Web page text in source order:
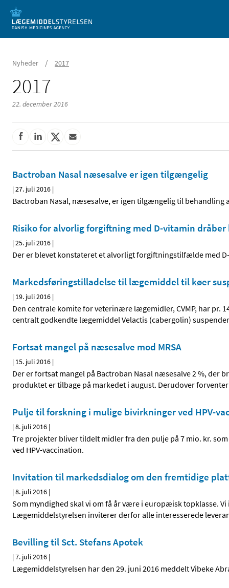
Mobil visning
Nyheder / 2017
2017
22. december 2016
Bactroban Nasal næsesalve er igen tilgængelig
|27. juli 2016 |
Bactroban Nasal, næsesalve, er igen tilgængelig til behandling
Risiko for alvorlig forgiftning med D-vitamin
|25. juli 2016 |
Der er blevet konstateret et alvorligt forgiftningstilfælde med
Markedsføringstilladelse til lægemiddel til køer
| 19. juli 2016 |
Den centrale komite for veterinære lægemidler, CVMP, har pr.
centralt godkendte lægemiddel Velactis (cabergolin)
Fortsat mangel på næsesalve mod MRSA
| 15. juli 2016 |
Der er fortsat mangel på Bactroban Nasal næsesalve 2 %, der
produktet er tilbage på markedet i august. Derudover
Pulje til forskning i mulige bivirkninger ved HPV-
|8. juli 2016 |
Tre projekter bliver tildelt midler fra den pulje på 7 mio. kr.
ved HPV-vaccination.
Invitation til markedsdialog om den fremtidige
|8. juli 2016 |
Som myndighed skal vi om få år være i europæisk topklasse.
Lægemiddelstyrelsen inviterer derfor alle interesserede
Bevilling til Sct. Stefans Apotek
|7. juli 2016 |
Lægemiddelstyrelsen har den 29. juni 2016 meddelt Vibeke